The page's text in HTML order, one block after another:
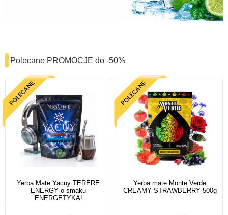
Polecane PROMOCJE do -50%
Yerba Mate Yacuy TERERE
ENERGY o smaku
ENERGETYKA!
Yerba mate Monte Verde
CREAMY STRAWBERRY 500g